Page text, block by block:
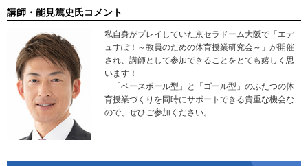
講師・能見篤史氏コメント
私自身がプレイしていた京セラドーム大阪で「エデ
ュすぽ！～教員のための体育授業研究会～」が開催
され、講師として参加できることをとても嬉しく思
います！
「ベースボール型」と「ゴール型」のふたつの体
育授業づくりを同時にサポートできる貴重な機会な
ので、ぜひご参加ください。